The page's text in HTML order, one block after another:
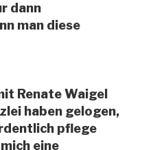
dann
man diese
Renate Waigel
haben gelogen,
pflege
eine